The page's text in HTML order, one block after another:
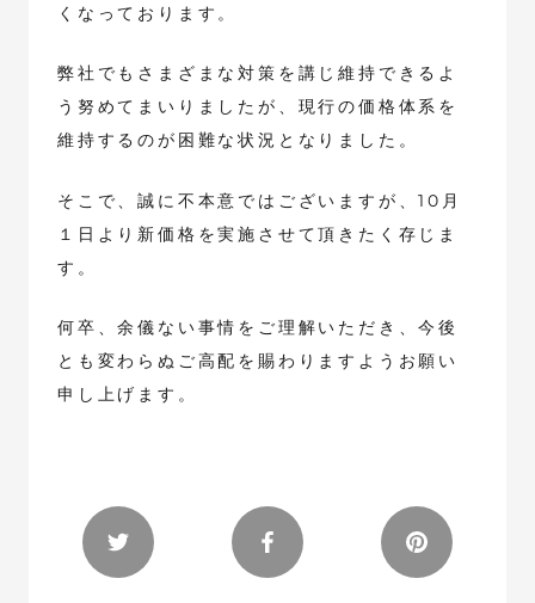
くなっております。
弊社でもさまざまな対策を講じ維持できるよ
う努めてまいりましたが、現行の価格体系を
維持するのが困難な状況となりました。
そこで、誠に不本意ではございますが、10月
１日より新価格を実施させて頂きたく存じま
す。
何卒、余儀ない事情をご理解いただき、今後
とも変わらぬご高配を賜わりますようお願い
申し上げます。